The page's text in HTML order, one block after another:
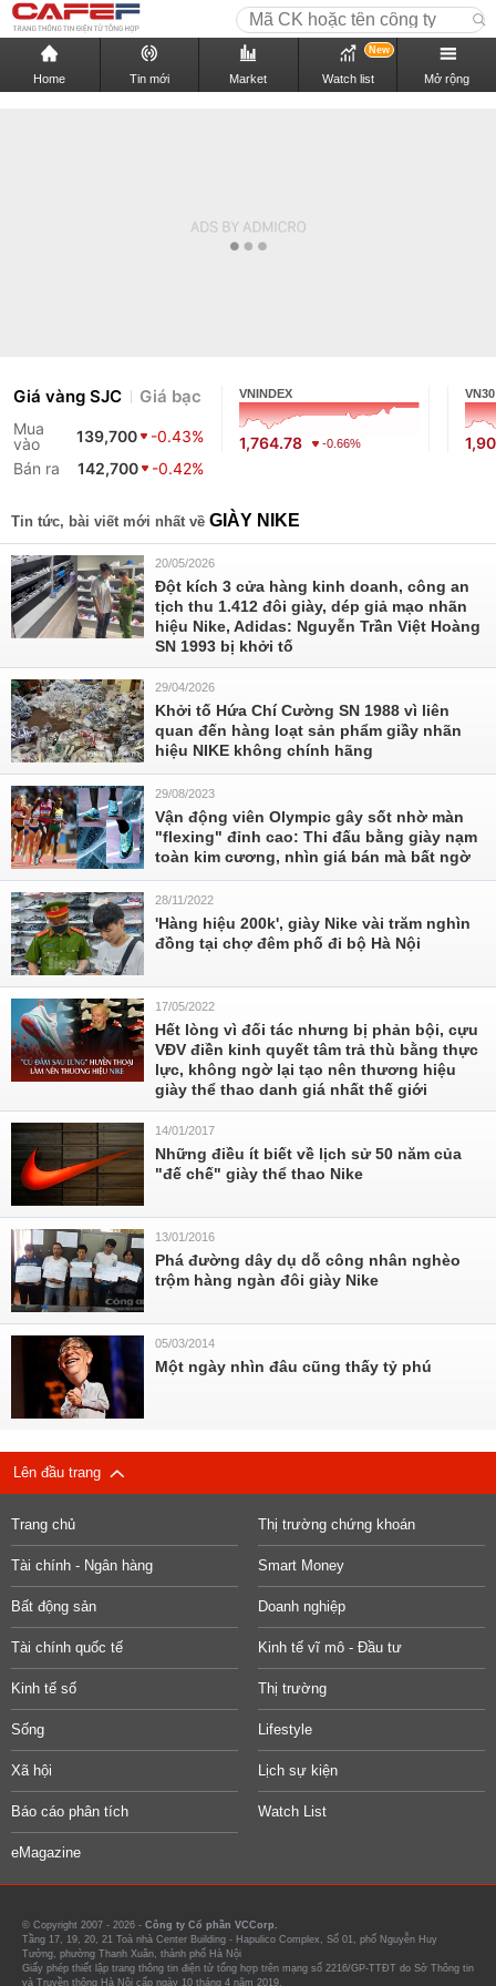
Home Tin mới Market Watch list
New
Mở rộng
Giá vàng SJC Giá bạc
Mua
vào
139,700
-0.43%
Bán ra
142,700 -0.42%
VNINDEX
1,764.78 -0.66%
VN30
Tin tức, bài viết mới nhất về GIÀY NIKE
20/05/2026
Đột kích 3 cửa hàng kinh doanh, công an
tịch thu 1.412 đôi giày, dép giả mạo nhãn
hiệu Nike, Adidas: Nguyễn Trần Việt Hoàng
SN 1993 bị khởi tố
29/04/2026
Khởi tố Hứa Chí Cường SN 1988 vì liên
quan đến hàng loạt sản phẩm giầy nhãn
hiệu NIKE không chính hãng
29/08/2023
Vận động viên Olympic gây sốt nhờ màn
"flexing" đỉnh cao: Thi đấu bằng giày nạm
toàn kim cương, nhìn giá bán mà bất ngờ
28/11/2022
'Hàng hiệu 200k', giày Nike vài trăm nghìn
đồng tại chợ đêm phố đi bộ Hà Nội
17/05/2022
Hết lòng vì đối tác nhưng bị phản bội, cựu
VĐV điền kinh quyết tâm trả thù bằng thực
lực, không ngờ lại tạo nên thương hiệu
giày thể thao danh giá nhất thế giới
14/01/2017
Những điều ít biết về lịch sử 50 năm của
"đế chế" giày thể thao Nike
13/01/2016
Phá đường dây dụ dỗ công nhân nghèo
trộm hàng ngàn đôi giày Nike
05/03/2014
Một ngày nhìn đâu cũng thấy tỷ phú
Lên đầu trang
Trang chủ Thị trường chứng khoán
Tài chính - Ngân hàng Smart Money
Bất động sản Doanh nghiệp
Tài chính quốc tế Kinh tế vĩ mô - Đầu tư
Kinh tế số Thị trường
Sống Lifestyle
Xã hội Lịch sự kiện
Báo cáo phân tích Watch List
eMagazine
© Copyright 2007 - 2026 - Công ty Cổ phần VCCorp.
Tầng 17, 19, 20, 21 Toà nhà Center Building - Hapulico Complex, Số 01, phố Nguyễn Huy
Tưởng, phường Thanh Xuân, thành phố Hà Nội
Giấy phép thiết lập trang thông tin điện tử tổng hợp trên mạng số 2216/GP-TTĐT do Sở Thông tin
và Truyền thông Hà Nội cấp ngày 10 tháng 4 năm 2019.